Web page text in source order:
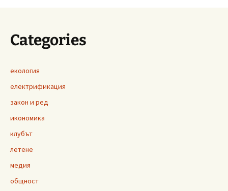
Categories
екология
електрификация
закон и ред
икономика
клубът
летене
медия
общност